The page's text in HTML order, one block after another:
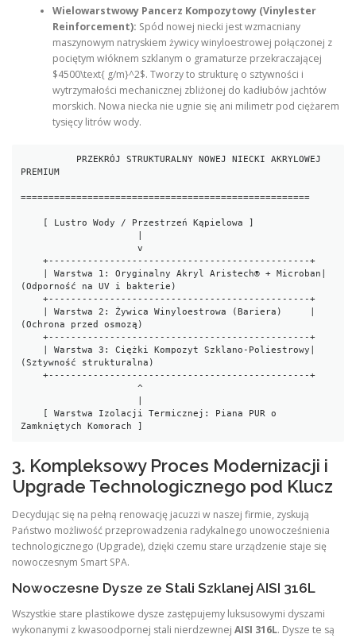
Wielowarstwowy Pancerz Kompozytowy (Vinylester
Reinforcement): Spód nowej niecki jest wzmacniany
maszynowym natryskiem żywicy winyloestrowej połączonej z
pociętym włóknem szklanym o gramaturze przekraczającej
$4500\text{ g/m}^2$. Tworzy to strukturę o sztywności i
wytrzymałości mechanicznej zbliżonej do kadłubów jachtów
morskich. Nowa niecka nie ugnie się ani milimetr pod ciężarem
tysięcy litrów wody.
PREMIUM
====================================================
                     v
    +-----------------------------------------------+
(Odporność na UV i bakterie)
    +-----------------------------------------------+
(Ochrona przed osmozą)
    +-----------------------------------------------+
(Sztywność strukturalna)
    +-----------------------------------------------+
                     ^
3. Kompleksowy Proces Modernizacji i
Upgrade Technologicznego pod Klucz
Decydując się na pełną renowację jacuzzi w naszej firmie, zyskują
Państwo możliwość przeprowadzenia radykalnego unowocześnienia
technologicznego (Upgrade), dzięki czemu stare urządzenie staje się
nowoczesnym Smart SPA.
Nowoczesne Dysze ze Stali Szklanej AISI 316L
Wszystkie stare plastikowe dysze zastępujemy luksusowymi dyszami
wykonanymi z kwasoodpornej stali nierdzewnej AISI 316L. Dysze te są